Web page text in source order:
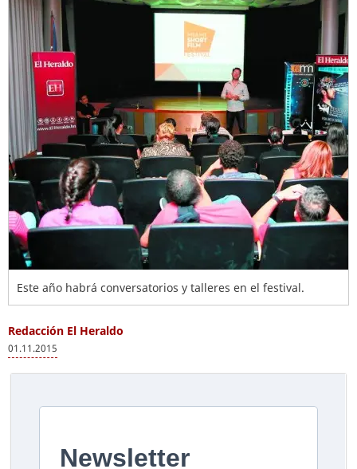
Este año habrá conversatorios y talleres en el festival.
Redacción El Heraldo
01.11.2015